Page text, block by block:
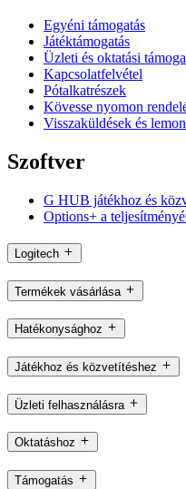
Egyéni támogatás
Játéktámogatás
Üzleti és oktatási
Kapcsolatfelvétel
Pótalkatrészek
Kövesse nyomon
Visszaküldések és
Szoftver
G HUB játékhoz és
Options+ a
Logitech
Termékek vásárlása
Hatékonysághoz
Játékhoz és közvetítéshez
Üzleti felhasználásra
Oktatáshoz
Támogatás